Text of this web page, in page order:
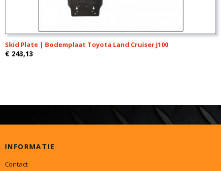
Skid Plate | Bodemplaat Toyota Land Cruiser J100
€ 243,13
INFORMATIE
Contact